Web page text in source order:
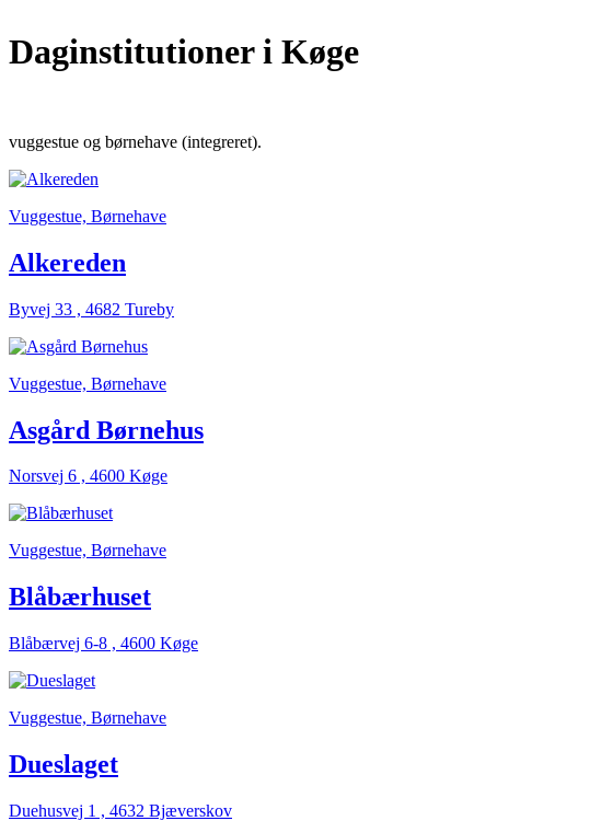
Daginstitutioneri Køge
vuggestue og børnehave (integreret).
Vuggestue, Børnehave
Alkereden
Byvej 33 , 4682 Tureby
Vuggestue, Børnehave
Asgård Børnehus
Norsvej 6 , 4600 Køge
Vuggestue, Børnehave
Blåbærhuset
Blåbærvej 6-8 , 4600 Køge
Vuggestue, Børnehave
Dueslaget
Duehusvej 1 , 4632 Bjæverskov